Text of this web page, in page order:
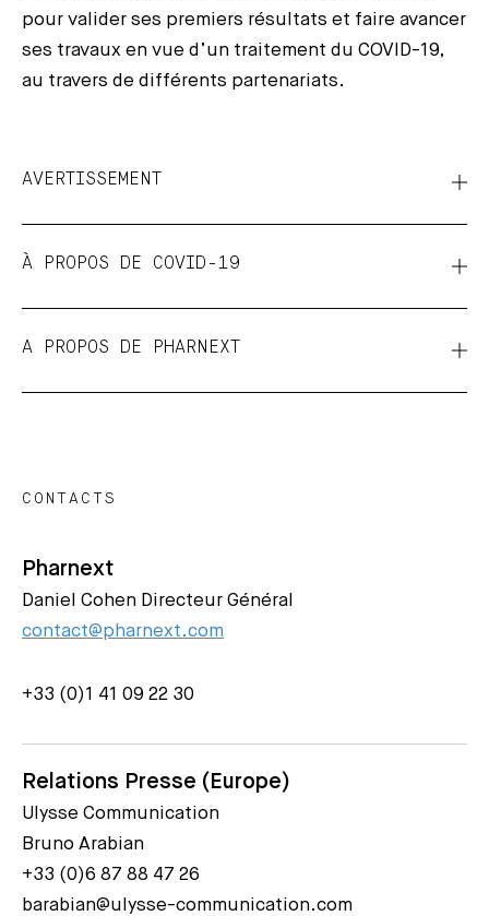
pour valider ses premiers résultats et faire avancer
ses travaux en vue d’un traitement du COVID-19,
au travers de différents partenariats.
AVERTISSEMENT
À PROPOS DE COVID-19
A PROPOS DE PHARNEXT
CONTACTS
Pharnext
Daniel Cohen Directeur Général
contact@pharnext.com
+33 (0)1 41 09 22 30
Relations Presse (Europe)
Ulysse Communication
Bruno Arabian
+33 (0)6 87 88 47 26
barabian@ulysse-communication.com